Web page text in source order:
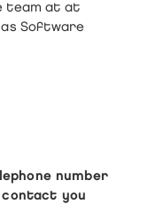
team at at
Software
number
you